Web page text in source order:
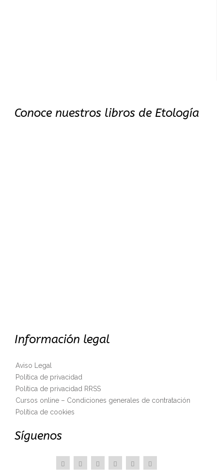
Conoce nuestros libros de Etología
Información legal
Aviso Legal
Política de privacidad
Política de privacidad RRSS
Cursos online – Condiciones generales de contratación
Política de cookies
Síguenos